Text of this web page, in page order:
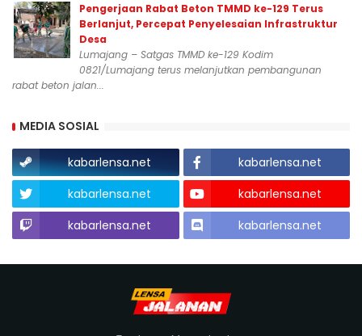
Pengerjaan Rabat Beton TMMD ke-129 Terus
Berlanjut, Percepat Penyelesaian Infrastruktur
Desa
Lumajang – Satgas TMMD ke-129 Kodim
0821/Lumajang terus melanjutkan pembangunan
rabat beton jalan...
MEDIA SOSIAL
kabarlensa.net
kabarlensa.net
kabarlensa.net
kabarlensa.net
kabarlensa.net
kabarlensa.net